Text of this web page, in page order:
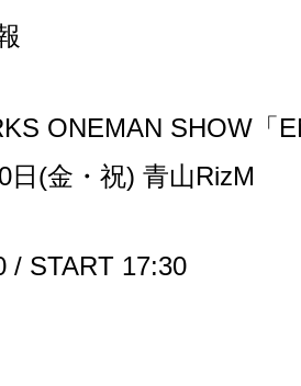
ONEMAN SHOW 「
日 (金・祝) 青山RizM
/ START 17:30